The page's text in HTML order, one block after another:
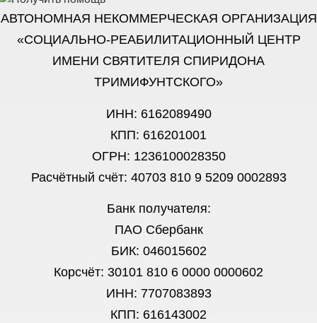
АВТОНОМНАЯ НЕКОММЕРЧЕСКАЯ ОРГАНИЗАЦИЯ
«СОЦИАЛЬНО-РЕАБИЛИТАЦИОННЫЙ ЦЕНТР
ИМЕНИ СВЯТИТЕЛЯ СПИРИДОНА
ТРИМИФУНТСКОГО»
ИНН: 6162089490
КПП: 616201001
ОГРН: 1236100028350
Расчётный счёт: 40703 810 9 5209 0002893
Банк получателя:
ПАО Сбербанк
БИК: 046015602
Корсчёт: 30101 810 6 0000 0000602
ИНН: 7707083893
КПП: 616143002